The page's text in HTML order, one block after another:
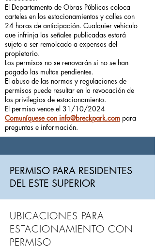
El Departamento de Obras Públicas coloca
carteles en los estacionamientos y calles con
24 horas de anticipación. Cualquier vehículo
que infrinja las señales publicadas estará
sujeto a ser remolcado a expensas del
propietario.
Los permisos no se renovarán si no se han
pagado las multas pendientes.
El abuso de las normas y regulaciones de
permisos puede resultar en la revocación de
los privilegios de estacionamiento.
El permiso vence el 31/10/2024
Comuníquese con info@breckpark.com para
preguntas e información.
PERMISO PARA RESIDENTES
DEL ESTE SUPERIOR
UBICACIONES PARA
ESTACIONAMIENTO CON
PERMISO